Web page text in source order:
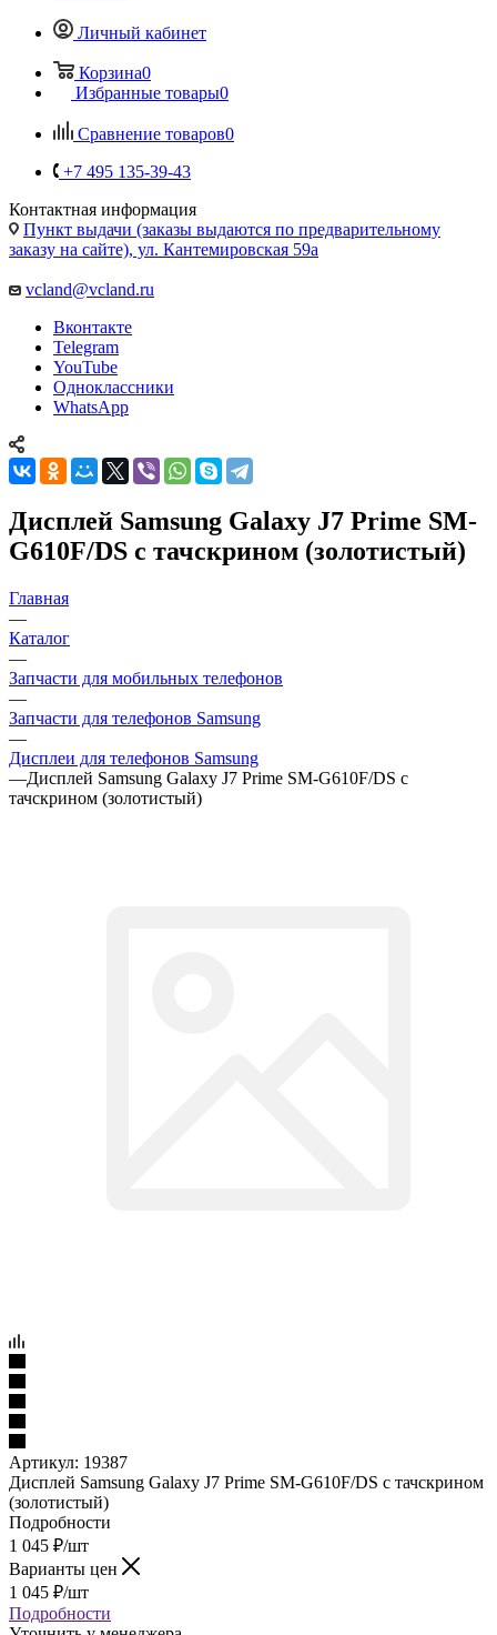
Личный кабинет
Корзина0
Избранные товары0
Сравнение товаров0
+7 495 135-39-43
Контактная информация
Пункт выдачи (заказы выдаются по предварительному
заказу на сайте), ул. Кантемировская 59а
vcland@vcland.ru
Вконтакте
Telegram
YouTube
Одноклассники
WhatsApp
Дисплей Samsung Galaxy J7 Prime SM-
G610F/DS с тачскрином (золотистый)
Главная
—
Каталог
—
Запчасти для мобильных телефонов
—
Запчасти для телефонов Samsung
—
Дисплеи для телефонов Samsung
—Дисплей Samsung Galaxy J7 Prime SM-G610F/DS с
тачскрином (золотистый)
Артикул: 19387
Дисплей Samsung Galaxy J7 Prime SM-G610F/DS с тачскрином
(золотистый)
Подробности
1 045 ₽/шт
Варианты цен
1 045 ₽/шт
Подробности